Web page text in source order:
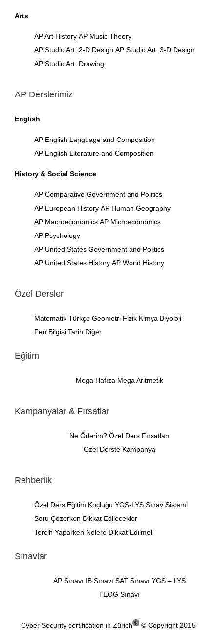
Arts
AP Art History AP Music Theory
AP Studio Art: 2-D Design AP Studio Art: 3-D Design
AP Studio Art: Drawing
AP Derslerimiz
English
AP English Language and Composition
AP English Literature and Composition
History & Social Science
AP Comparative Government and Politics
AP European History AP Human Geography
AP Macroeconomics AP Microeconomics
AP Psychology
AP United States Government and Politics
AP United States History AP World History
Özel Dersler
Matematik Türkçe Geometri Fizik Kimya Biyoloji
Fen Bilgisi Tarih Diğer
Eğitim
Mega Hafıza Mega Aritmetik
Kampanyalar & Fırsatlar
Ne Öderim? Özel Ders Fırsatları
Özel Derste Kampanya
Rehberlik
Özel Ders Eğitim Koçluğu YGS-LYS Sınav Sistemi
Soru Çözerken Dikkat Edilecekler
Tercih Yaparken Nelere Dikkat Edilmeli
Sınavlar
AP Sınavı IB Sınavı SAT Sınavı YGS – LYS
TEOG Sınavı
Cyber Security certification in Zürich © Copyright 2015-